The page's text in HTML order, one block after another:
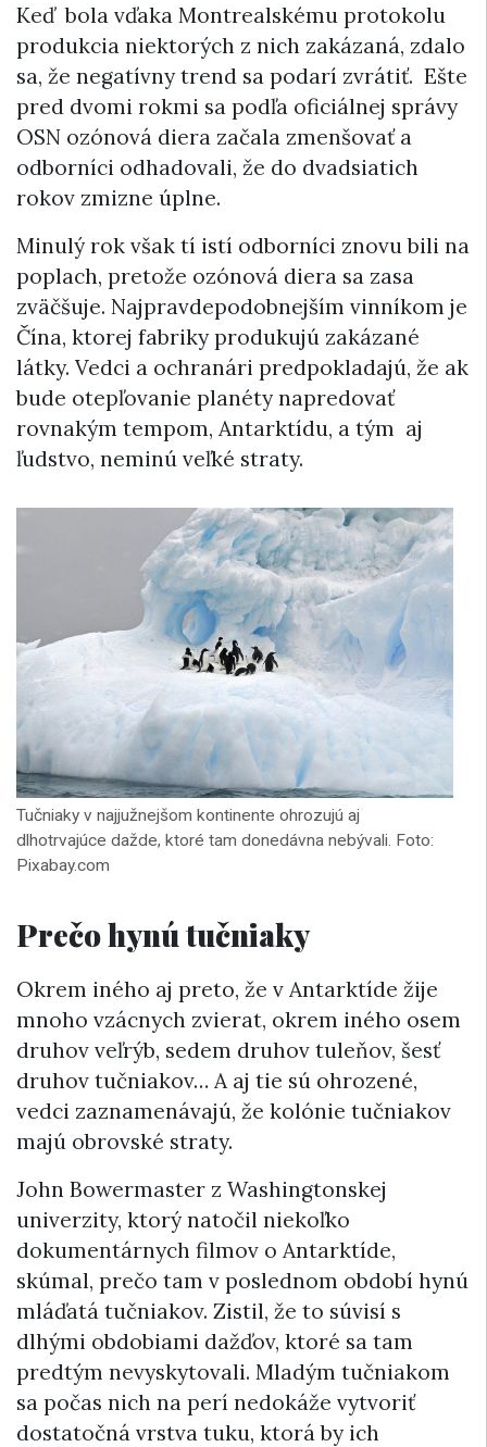
Keď bola vďaka Montrealskému protokolu
produkcia niektorých z nich zakázaná, zdalo
sa, že negatívny trend sa podarí zvrátiť. Ešte
pred dvomi rokmi sa podľa oficiálnej správy
OSN ozónová diera začala zmenšovať a
odborníci odhadovali, že do dvadsiatich
rokov zmizne úplne.
Minulý rok však tí istí odborníci znovu bili na
poplach, pretože ozónová diera sa zasa
zväčšuje. Najpravdepodobnejším vinníkom je
Čína, ktorej fabriky produkujú zakázané
látky. Vedci a ochranári predpokladajú, že ak
bude otepľovanie planéty napredovať
rovnakým tempom, Antarktídu, a tým aj
ľudstvo, neminú veľké straty.
Tučniaky v najjužnejšom kontinente ohrozujú aj
dlhotrvajúce dažde, ktoré tam donedávna nebývali. Foto:
Pixabay.com
Prečo hynú tučniaky
Okrem iného aj preto, že v Antarktíde žije
mnoho vzácnych zvierat, okrem iného osem
druhov veľrýb, sedem druhov tuleňov, šesť
druhov tučniakov… A aj tie sú ohrozené,
vedci zaznamenávajú, že kolónie tučniakov
majú obrovské straty.
John Bowermaster z Washingtonskej
univerzity, ktorý natočil niekoľko
dokumentárnych filmov o Antarktíde,
skúmal, prečo tam v poslednom období hynú
mláďatá tučniakov. Zistil, že to súvisí s
dlhými obdobiami dažďov, ktoré sa tam
predtým nevyskytovali. Mladým tučniakom
sa počas nich na perí nedokáže vytvoriť
dostatočná vrstva tuku, ktorá by ich